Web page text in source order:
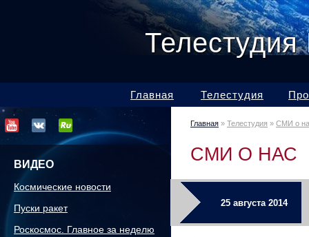
Главная Телестудия
ВИДЕО
Космические новости
Пуски ракет
Роскосмос. Главное за неделю
Главная » Телестудия » СМИ о
СМИ О НАС
25 августа 2014